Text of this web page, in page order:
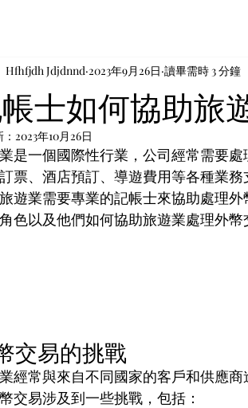
士如何協助旅
Hfhfjdh Jdjdnnd 2023年9月26日 讀畢需時 3 分鐘
2023年10月26日
是一個國際性行業，公司經常需要
票、酒店預訂、導遊費用等各種業
遊業需要專業的記帳士來協助處理
色以及他們如何協助旅遊業處理外幣
交易的挑戰
經常與來自不同國家的客戶和供應
交易涉及到一些挑戰，包括：